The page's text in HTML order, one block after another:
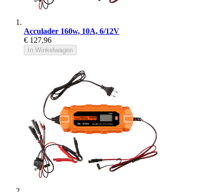
Acculader 160w, 10A, 6/12V
€ 127,96
In Winkelwagen